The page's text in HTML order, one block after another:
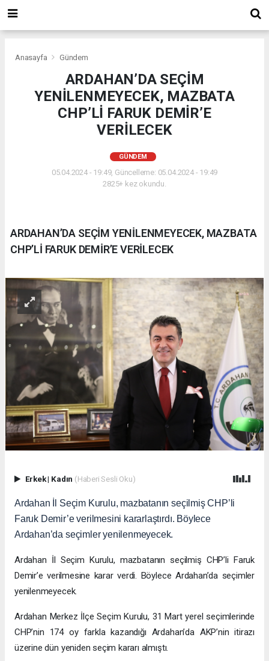
Anasayfa Gündem
ARDAHAN’DA SEÇİM
YENİLENMEYECEK, MAZBATA
CHP’Lİ FARUK DEMİR’E
VERİLECEK
GÜNDEM
05.04.2024 - 19:49, Güncelleme: 05.04.2024 - 19:49
2825+ kez okundu.
ARDAHAN’DA SEÇİM YENİLENMEYECEK, MAZBATA
CHP’Lİ FARUK DEMİR’E VERİLECEK
Erkek| Kadın (Haberi Sesli Oku)
Ardahan İl Seçim Kurulu, mazbatanın seçilmiş CHP’li
Faruk Demir’e verilmesini kararlaştırdı. Böylece
Ardahan’da seçimler yenilenmeyecek.
Ardahan İl Seçim Kurulu, mazbatanın seçilmiş CHP’li Faruk
Demir’e verilmesine karar verdi. Böylece Ardahan’da seçimler
yenilenmeyecek.
Ardahan Merkez İlçe Seçim Kurulu, 31 Mart yerel seçimlerinde
CHP’nin 174 oy farkla kazandığı Ardahan’da AKP’nin itirazı
üzerine dün yeniden seçim kararı almıştı.